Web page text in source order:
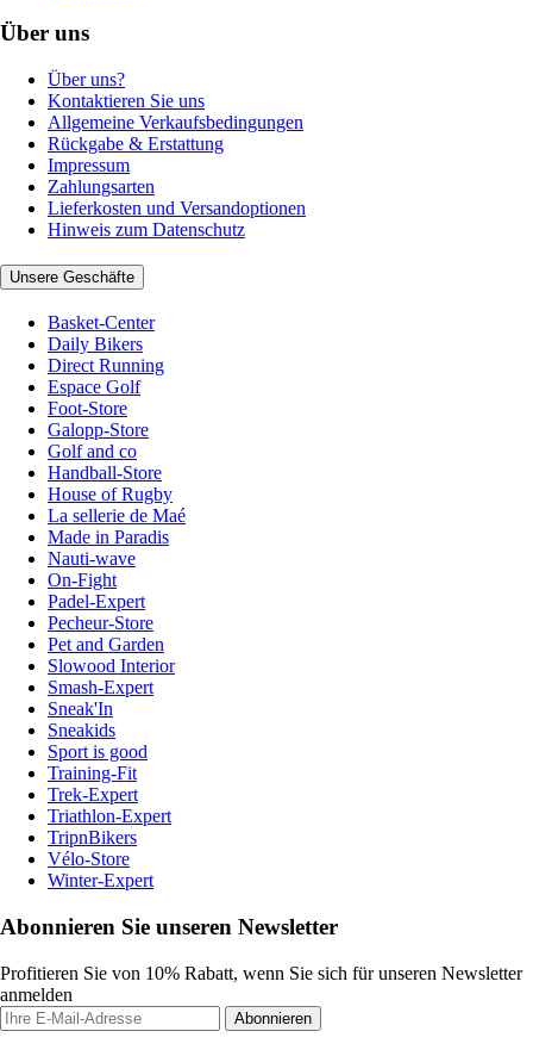
Über uns
Über uns?
Kontaktieren Sie uns
Allgemeine Verkaufsbedingungen
Rückgabe & Erstattung
Impressum
Zahlungsarten
Lieferkosten und Versandoptionen
Hinweis zum Datenschutz
Unsere Geschäfte
Basket-Center
Daily Bikers
Direct Running
Espace Golf
Foot-Store
Galopp-Store
Golf and co
Handball-Store
House of Rugby
La sellerie de Maé
Made in Paradis
Nauti-wave
On-Fight
Padel-Expert
Pecheur-Store
Pet and Garden
Slowood Interior
Smash-Expert
Sneak'In
Sneakids
Sport is good
Training-Fit
Trek-Expert
Triathlon-Expert
TripnBikers
Vélo-Store
Winter-Expert
Abonnieren Sie unseren Newsletter
Profitieren Sie von 10% Rabatt, wenn Sie sich für unseren Newsletter
anmelden
Abonnieren